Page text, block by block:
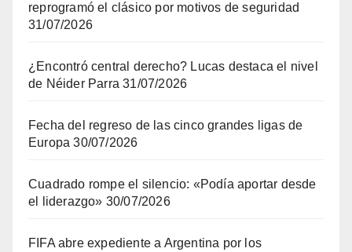
reprogramó el clásico por motivos de seguridad
31/07/2026
¿Encontró central derecho? Lucas destaca el nivel
de Néider Parra 31/07/2026
Fecha del regreso de las cinco grandes ligas de
Europa 30/07/2026
Cuadrado rompe el silencio: «Podía aportar desde
el liderazgo» 30/07/2026
FIFA abre expediente a Argentina por los